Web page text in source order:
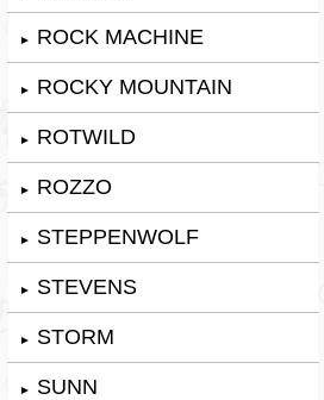
► ROCK MACHINE
► ROCKY MOUNTAIN
► ROTWILD
► ROZZO
► STEPPENWOLF
► STEVENS
► STORM
► SUNN